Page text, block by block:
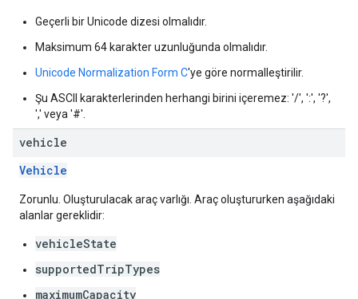
Geçerli bir Unicode dizesi olmalıdır.
Maksimum 64 karakter uzunluğunda olmalıdır.
Unicode Normalization Form C'ye göre normalleştirilir.
Şu ASCII karakterlerinden herhangi birini içeremez: '/', ':', '?',
',' veya '#'.
vehicle
Vehicle
Zorunlu. Oluşturulacak araç varlığı. Araç oluştururken aşağıdaki
alanlar gereklidir:
vehicleState
supportedTripTypes
maximumCapacity